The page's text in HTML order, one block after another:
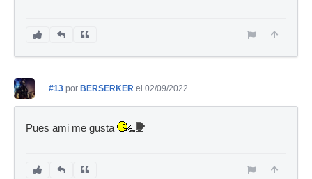
#13 por BERSERKER el 02/09/2022
Pues ami me gusta